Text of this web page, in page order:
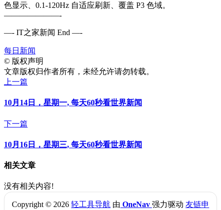
色显示、0.1-120Hz 自适应刷新、覆盖 P3 色域。
———————-
—- IT之家新闻 End —-
每日新闻
© 版权声明
文章版权归作者所有，未经允许请勿转载。
上一篇
10月14日，星期一, 每天60秒看世界新闻
下一篇
10月16日，星期三, 每天60秒看世界新闻
相关文章
没有相关内容!
Copyright © 2026 轻工具导航 由 OneNav 强力驱动 友链申